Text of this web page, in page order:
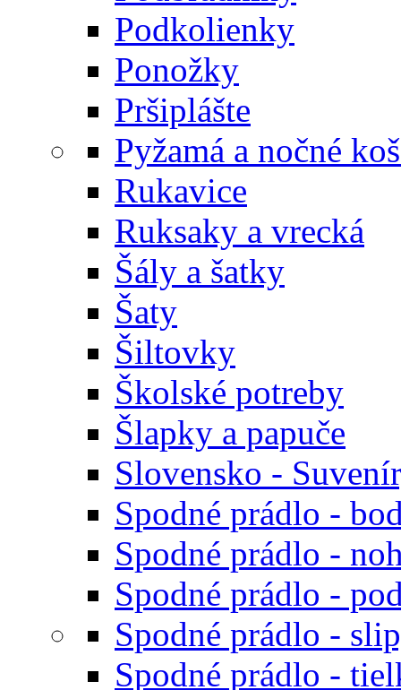
Podkolienky
Ponožky
Pršiplášte
Pyžamá a nočné
Rukavice
Ruksaky a vrecká
Šály a šatky
Šaty
Šiltovky
Školské potreby
Šlapky a papuče
Slovensko -
Spodné prádlo -
Spodné prádlo -
Spodné prádlo -
Spodné prádlo -
Spodné prádlo -